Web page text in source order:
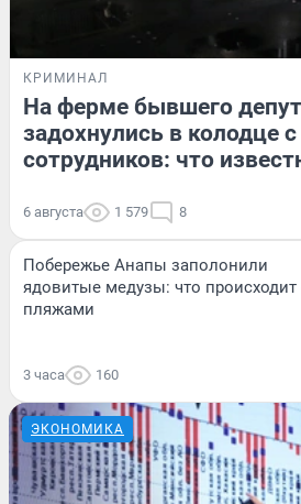
КРИМИНАЛ
На ферме бывшего
задохнулись в колодце
сотрудников: что
6 августа 1 579 8
Побережье Анапы заполонили
ядовитые медузы: что происходит
пляжами
3 часа 160
ЭКОНОМИКА